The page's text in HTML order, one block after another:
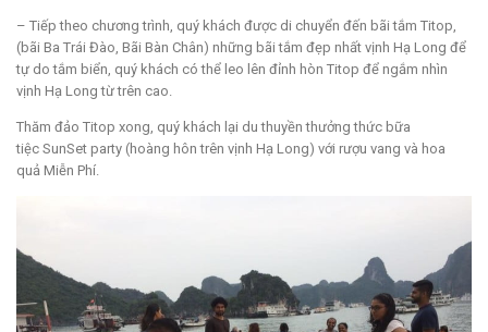
– Tiếp theo chương trình, quý khách được di chuyển đến bãi tắm Titop,
(bãi Ba Trái Đào, Bãi Bàn Chân) những bãi tắm đẹp nhất vịnh Hạ Long để
tự do tắm biển, quý khách có thể leo lên đỉnh hòn Titop để ngắm nhìn
vịnh Hạ Long từ trên cao.
Thăm đảo Titop xong, quý khách lại du thuyền thưởng thức bữa
tiệc SunSet party (hoàng hôn trên vịnh Hạ Long) với rượu vang và hoa
quả Miễn Phí.